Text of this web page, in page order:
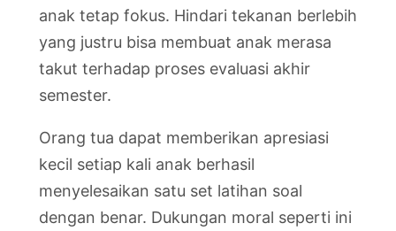
anak tetap fokus. Hindari tekanan berlebih
yang justru bisa membuat anak merasa
takut terhadap proses evaluasi akhir
semester.
Orang tua dapat memberikan apresiasi
kecil setiap kali anak berhasil
menyelesaikan satu set latihan soal
dengan benar. Dukungan moral seperti ini